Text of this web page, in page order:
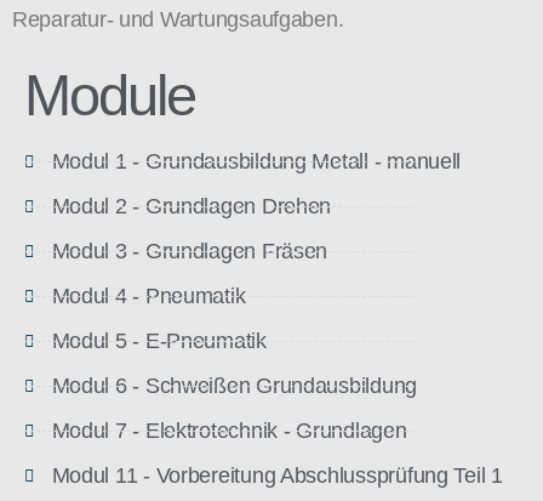
Reparatur- und Wartungsaufgaben.
Module
Modul 1 - Grundausbildung Metall - manuell
Modul 2 - Grundlagen Drehen
Modul 3 - Grundlagen Fräsen
Modul 4 - Pneumatik
Modul 5 - E-Pneumatik
Modul 6 - Schweißen Grundausbildung
Modul 7 - Elektrotechnik - Grundlagen
Modul 11 - Vorbereitung Abschlussprüfung Teil 1